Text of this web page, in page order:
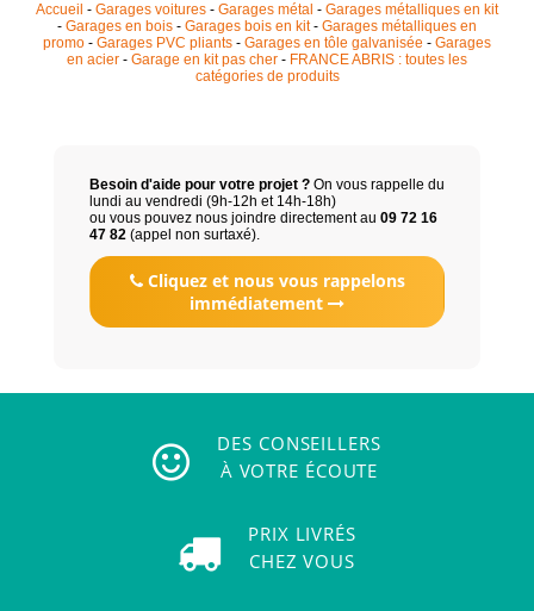
Accueil - Garages voitures - Garages métal - Garages métalliques en kit
- Garages en bois - Garages bois en kit- Garages métalliques en
promo - Garages PVC pliants - Garages en tôle galvanisée - Garages
en acier - Garage en kit pas cher - FRANCE ABRIS : toutes les
catégories de produits
Besoin d'aide pour votre projet ? On vous rappelle du
lundi au vendredi (9h-12h et 14h-18h)
ou vous pouvez nous joindre directement au 09 72 16
47 82 (appel non surtaxé).
Cliquez et nous vous rappelons
immédiatement
DES CONSEILLERS
À VOTRE ÉCOUTE
PRIX LIVRÉS
CHEZ VOUS